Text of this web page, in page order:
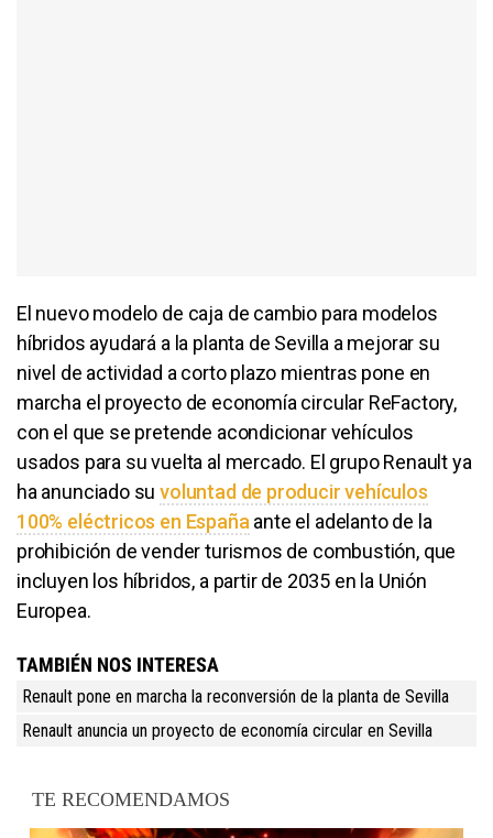
El nuevo modelo de caja de cambio para modelos
híbridos ayudará a la planta de Sevilla a mejorar su
nivel de actividad a corto plazo mientras pone en
marcha el proyecto de economía circular ReFactory,
con el que se pretende acondicionar vehículos
usados para su vuelta al mercado. El grupo Renault ya
ha anunciado suvoluntad de producir vehículos
100% eléctricos en España ante el adelanto de la
prohibición de vender turismos de combustión, que
incluyen los híbridos, a partir de 2035 en la Unión
Europea.
TAMBIÉN NOS INTERESA
Renault pone en marcha la reconversión de la planta de Sevilla
Renault anuncia un proyecto de economía circular en Sevilla
TE RECOMENDAMOS